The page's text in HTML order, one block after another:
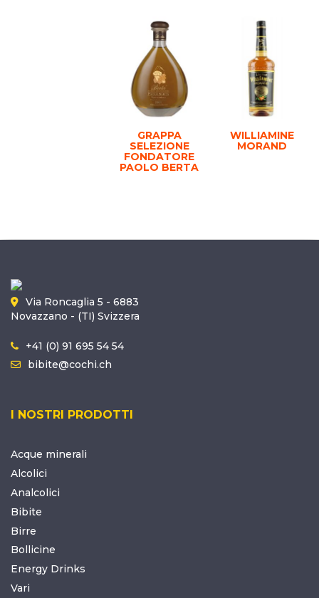
GRAPPA
SELEZIONE
FONDATORE
PAOLO BERTA
WILLIAMINE
MORAND
Via Roncaglia 5 - 6883
Novazzano - (TI) Svizzera
+41 (0) 91 695 54 54
bibite@cochi.ch
I NOSTRI PRODOTTI
Acque minerali
Alcolici
Analcolici
Bibite
Birre
Bollicine
Energy Drinks
Vari